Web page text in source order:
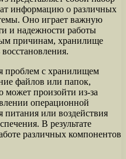
информацию о различных
Оно играет важную
и надежности работы
причинам, хранилище
проблем с хранилищем
файлов или папок,
может произойти из-за
операционной
питания или воздействия
В результате
различных компонентов